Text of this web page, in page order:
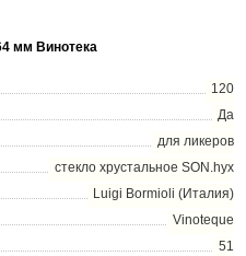
мм Винотека
120
Да
для ликеров
стекло хрустальное SON.hyx
Luigi Bormioli (Италия)
Vinoteque
51